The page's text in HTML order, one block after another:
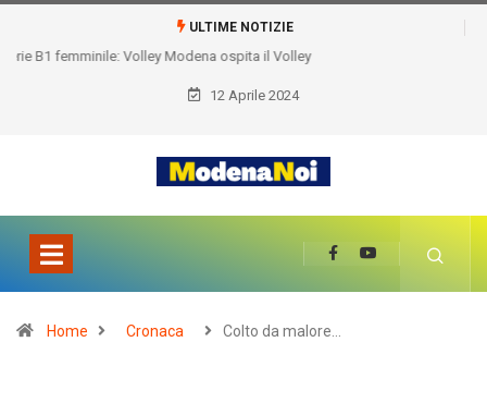
ULTIME NOTIZIE
12 Aprile 2024
Home Cronaca Colto da malore…